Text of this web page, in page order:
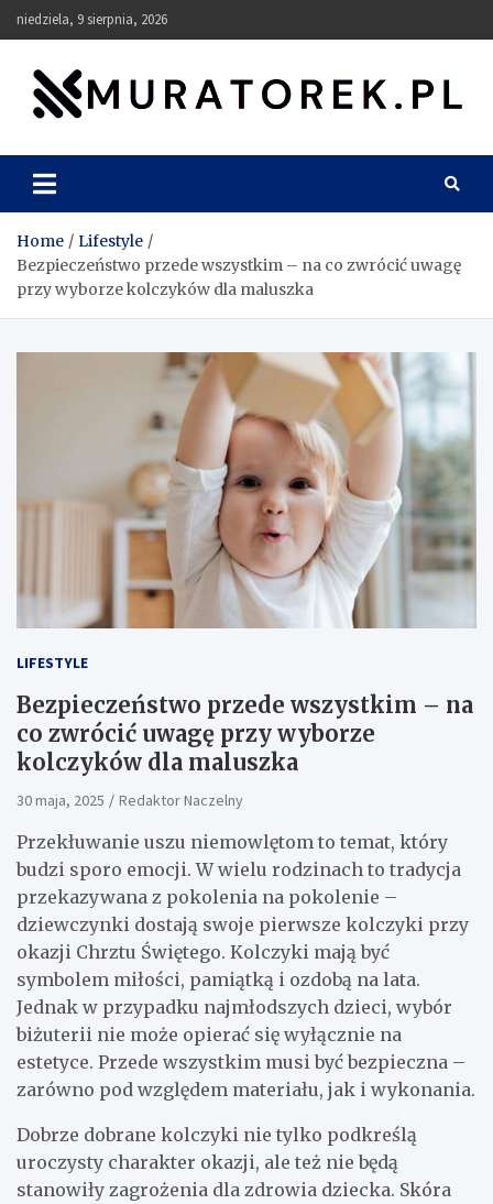
Skip
to
niedziela, 9 sierpnia, 2026
muratorek.pl
Home
Lifestyle
Bezpieczeństwo przede wszystkim – na co zwrócić uwagę
przy wyborze kolczyków dla maluszka
LIFESTYLE
Bezpieczeństwo przede wszystkim – na
co zwrócić uwagę przy wyborze
kolczyków dla maluszka
30 maja, 2025 Redaktor Naczelny
Przekłuwanie uszu niemowlętom to temat, który
budzi sporo emocji. W wielu rodzinach to tradycja
przekazywana z pokolenia na pokolenie –
dziewczynki dostają swoje pierwsze kolczyki przy
okazji Chrztu Świętego. Kolczyki mają być
symbolem miłości, pamiątką i ozdobą na lata.
Jednak w przypadku najmłodszych dzieci, wybór
biżuterii nie może opierać się wyłącznie na
estetyce. Przede wszystkim musi być bezpieczna –
zarówno pod względem materiału, jak i wykonania.
Dobrze dobrane kolczyki nie tylko podkreślą
uroczysty charakter okazji, ale też nie będą
stanowiły zagrożenia dla zdrowia dziecka. Skóra